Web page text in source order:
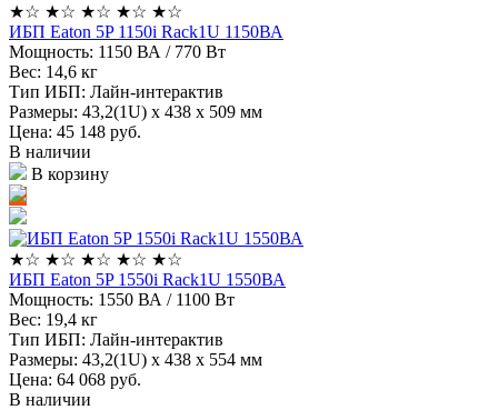
★☆ ★☆ ★☆ ★☆ ★☆
ИБП Eaton 5P 1150i Rack1U 1150ВА
Мощность: 1150 ВА / 770 Вт
Вес: 14,6 кг
Тип ИБП: Лайн-интерактив
Размеры: 43,2(1U) х 438 х 509 мм
Цена: 45 148 руб.
В наличии
В корзину
★☆ ★☆ ★☆ ★☆ ★☆
ИБП Eaton 5P 1550i Rack1U 1550ВА
Мощность: 1550 ВА / 1100 Вт
Вес: 19,4 кг
Тип ИБП: Лайн-интерактив
Размеры: 43,2(1U) х 438 х 554 мм
Цена: 64 068 руб.
В наличии